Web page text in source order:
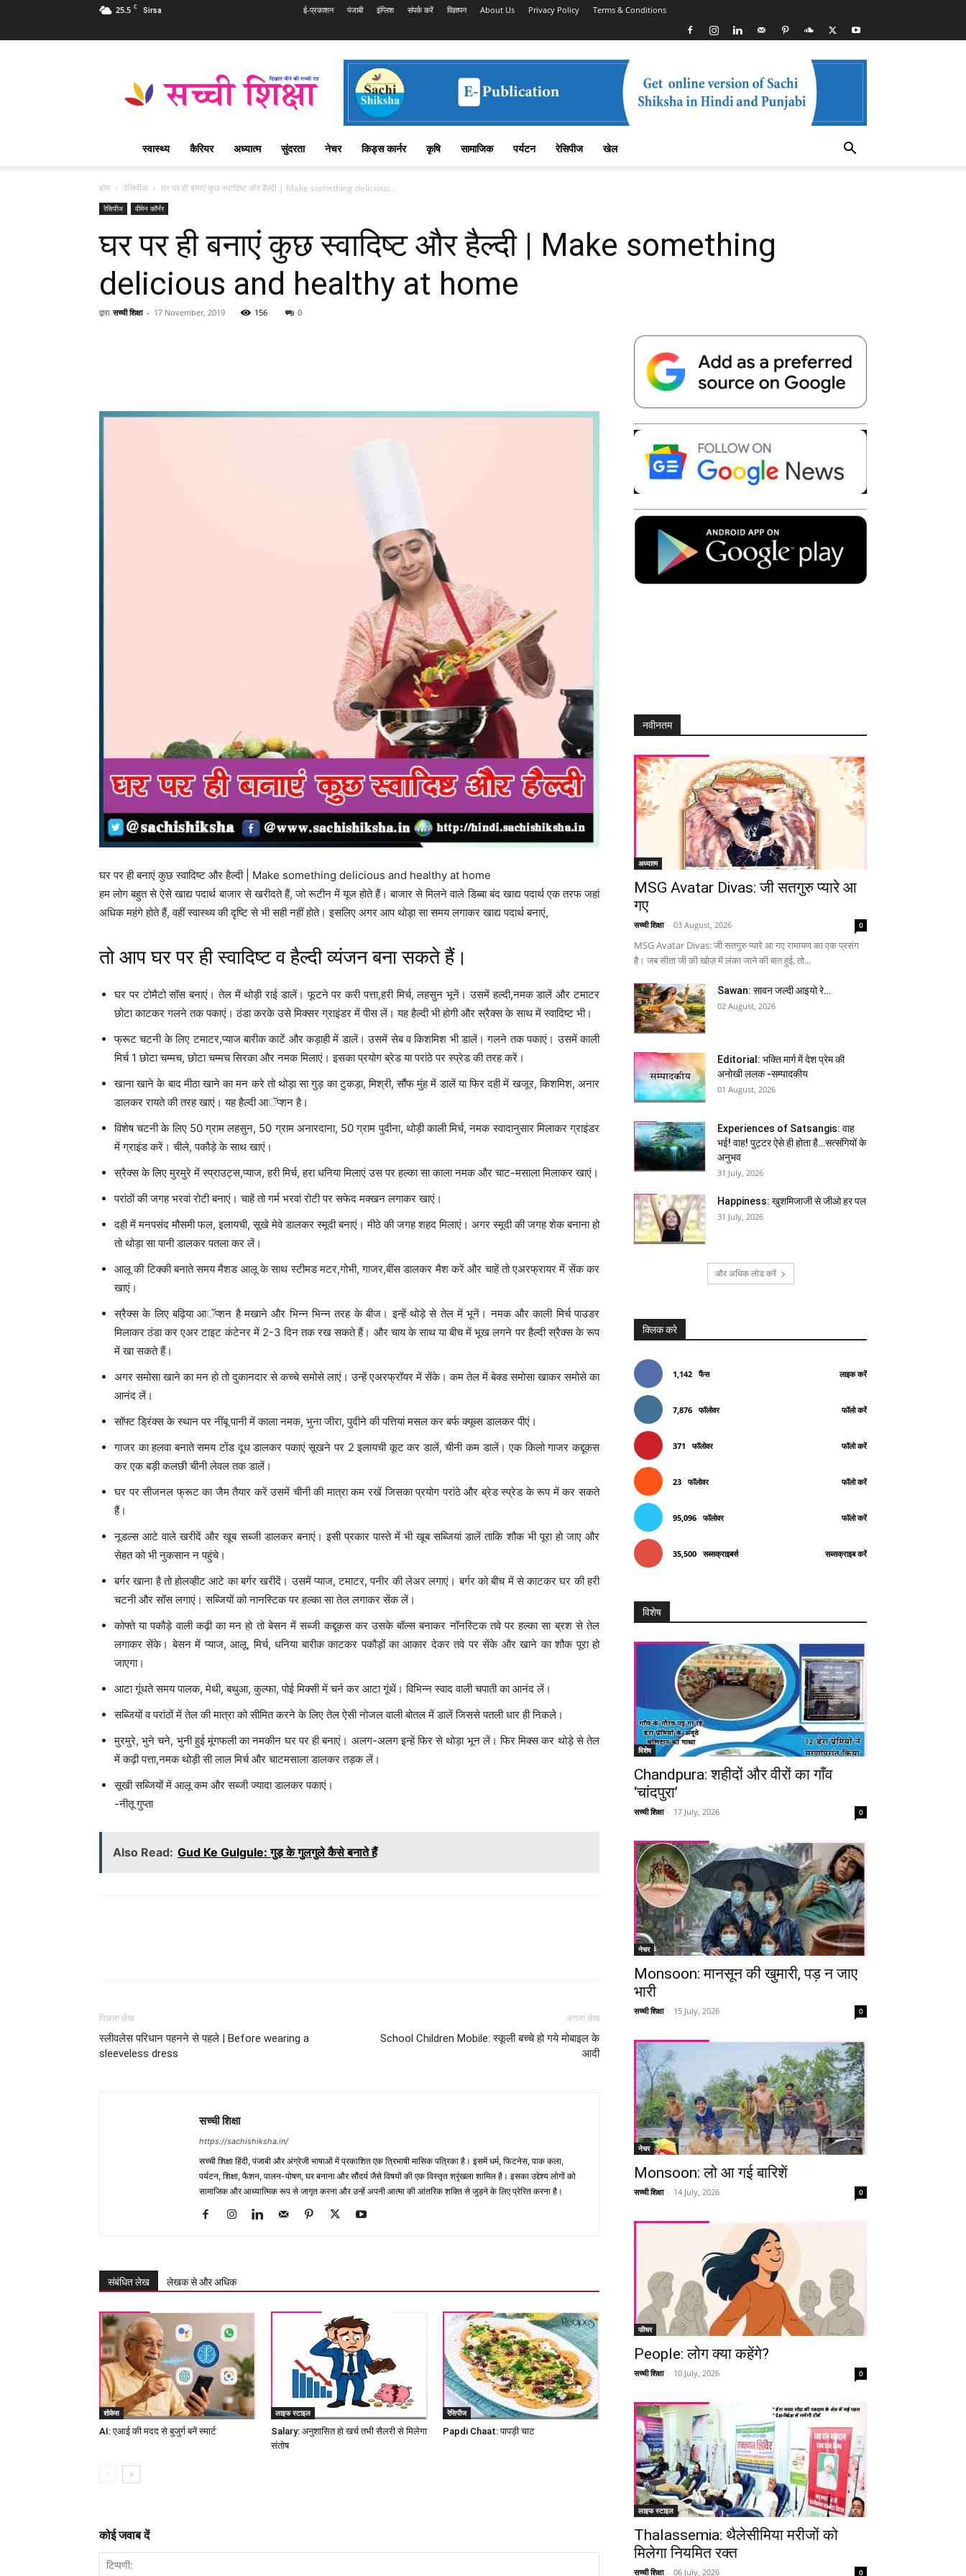
25.5 C Sirsa ई-प्रकाशन पंजाबी इंग्लिश संपर्क करें विज्ञापन About Us Privacy Policy Terms & Conditions
Shiksha
शिक्षा
पत्रिका
स्वास्थ्य कैरियर अध्यात्म सुंदरता नेचर किड्स कार्नर कृषि सामाजिक पर्यटन रेसिपीज खेल
होम रेसिपीज घर पर ही बनाएं कुछ स्वादिष्ट और हैल्दी | Make something delicious...
रेसिपीज वीमेन कॉर्नर
घर पर ही बनाएं कुछ स्वादिष्ट और हैल्दी | Make something
delicious and healthy at home
द्वारा सच्ची शिक्षा - 17 November, 2019 156 0
Telegram Copy URL
घर पर ही बनाएं कुछ स्वादिष्ट और हैल्दी | Make something delicious and healthy at home
हम लोग बहुत से ऐसे खाद्य पदार्थ बाजार से खरीदते हैं, जो रूटीन में यूज होते हैं। बाजार से मिलने वाले डिब्बा बंद खाद्य पदार्थ एक तरफ जहां
अधिक महंगे होते हैं, वहीं स्वास्थ्य की दृष्टि से भी सही नहीं होते। इसलिए अगर आप थोड़ा सा समय लगाकर खाद्य पदार्थ बनाएं,
तो आप घर पर ही स्वादिष्ट व हैल्दी व्यंजन बना सकते हैं।
घर पर टोमैटो सॉस बनाएं। तेल में थोड़ी राई डालें। फूटने पर करी पत्ता,हरी मिर्च, लहसुन भूनें। उसमें हल्दी,नमक डालें और टमाटर
छोटा काटकर गलने तक पकाएं। ठंडा करके उसे मिक्सर ग्राइंडर में पीस लें। यह हैल्दी भी होगी और स्रैक्स के साथ में स्वादिष्ट भी।
फ्रूट चटनी के लिए टमाटर,प्याज बारीक काटें और कड़ाही में डालें। उसमें सेब व किशमिश भी डालें। गलने तक पकाएं। उसमें काली
मिर्च 1 छोटा चम्मच, छोटा चम्मच सिरका और नमक मिलाएं। इसका प्रयोग ब्रेड या परांठे पर स्प्रेड की तरह करें।
खाना खाने के बाद मीठा खाने का मन करे तो थोड़ा सा गुड़ का टुकड़ा, मिश्री, सौंफ मुंह में डालें या फिर दही में खजूर, किशमिश, अनार
डालकर रायते की तरह खाएं। यह हैल्दी आॅप्शन है।
विशेष चटनी के लिए 50 ग्राम लहसुन, 50 ग्राम अनारदाना, 50 ग्राम पुदीना, थोड़ी काली मिर्च, नमक स्वादानुसार मिलाकर ग्राइंडर
में ग्राइंड करें। चीले, पकौड़े के साथ खाएं।
स्रैक्स के लिए मुरमुरे में स्प्राउट्स,प्याज, हरी मिर्च, हरा धनिया मिलाएं उस पर हल्का सा काला नमक और चाट-मसाला मिलाकर खाएं।
परांठों की जगह भरवां रोटी बनाएं। चाहें तो गर्म भरवां रोटी पर सफेद मक्खन लगाकर खाएं।
दही में मनपसंद मौसमी फल, इलायची, सूखे मेवे डालकर स्मूदी बनाएं। मीठे की जगह शहद मिलाएं। अगर स्मूदी की जगह शेक बनाना हो
तो थोड़ा सा पानी डालकर पतला कर लें।
आलू की टिक्की बनाते समय मैशड आलू के साथ स्टीमड मटर,गोभी, गाजर,बींस डालकर मैश करें और चाहें तो एअरफ्रायर में सेंक कर
खाएं।
स्रैक्स के लिए बढ़िया आॅप्शन है मखाने और भिन्न भिन्न तरह के बीज। इन्हें थोड़े से तेल में भूनें। नमक और काली मिर्च पाउडर
मिलाकर ठंडा कर एअर टाइट कंटेनर में 2-3 दिन तक रख सकते हैं। और चाय के साथ या बीच में भूख लगने पर हैल्दी स्रैक्स के रूप
में खा सकते हैं।
अगर समोसा खाने का मन हो तो दुकानदार से कच्चे समोसे लाएं। उन्हें एअरफ्रॉयर में सेंके। कम तेल में बेक्ड समोसा खाकर समोसे का
आनंद लें।
सॉफ्ट ड्रिंक्स के स्थान पर नींबू पानी में काला नमक, भुना जीरा, पुदीने की पत्तियां मसल कर बर्फ क्यूब्स डालकर पीएं।
गाजर का हलवा बनाते समय टोंड दूध डालकर पकाएं सूखने पर 2 इलायची कूट कर डालें, चीनी कम डालें। एक किलो गाजर कद्दूकस
कर एक बड़ी कलछी चीनी लेवल तक डालें।
घर पर सीजनल फ्रूट का जैम तैयार करें उसमें चीनी की मात्रा कम रखें जिसका प्रयोग परांठे और ब्रेड स्प्रेड के रूप में कर सकते
हैं।
नूडल्स आटे वाले खरीदें और खूब सब्जी डालकर बनाएं। इसी प्रकार पास्ते में भी खूब सब्जियां डालें ताकि शौक भी पूरा हो जाए और
सेहत को भी नुकसान न पहुंचे।
बर्गर खाना है तो होलव्हीट आटे का बर्गर खरीदें। उसमें प्याज, टमाटर, पनीर की लेअर लगाएं। बर्गर को बीच में से काटकर घर की हरी
चटनी और सॉस लगाएं। सब्जियों को नानस्टिक पर हल्का सा तेल लगाकर सेंक लें।
कोफ्ते या पकौड़े वाली कढ़ी का मन हो तो बेसन में सब्जी कद्दूकस कर उसके बॉल्स बनाकर नॉनस्टिक तवे पर हल्का सा ब्रश से तेल
लगाकर सेंके। बेसन में प्याज, आलू, मिर्च, धनिया बारीक काटकर पकौड़ों का आकार देकर तवे पर सेंके और खाने का शौक पूरा हो
जाएगा।
आटा गूंधते समय पालक, मेथी, बथुआ, कुल्फा, पोई मिक्सी में चर्न कर आटा गूंथें। विभिन्न स्वाद वाली चपाती का आनंद लें।
सब्जियों व परांठों में तेल की मात्रा को सीमित करने के लिए तेल ऐसी नोजल वाली बोतल में डालें जिससे पतली धार ही निकले।
मुरमुरे, भुने चने, भुनी हुई मूंगफली का नमकीन घर पर ही बनाएं। अलग-अलग इन्हें फिर से थोड़ा भून लें। फिर मिक्स कर थोड़े से तेल
में कढ़ी पत्ता,नमक थोड़ी सी लाल मिर्च और चाटमसाला डालकर तड़क लें।
सूखी सब्जियों में आलू कम और सब्जी ज्यादा डालकर पकाएं।
-नीतू गुप्ता
Also Read: Gud Ke Gulgule: गुड़ के गुलगुले कैसे बनाते हैं
Telegram Copy URL
पिछला लेख
स्लीवलेस परिधान पहनने से पहले | Before wearing a
sleeveless dress
अगला लेख
School Children Mobile: स्कूली बच्चे हो गये मोबाइल के
आदी
सच्ची शिक्षा
https://sachishiksha.in/
सच्ची शिक्षा हिंदी, पंजाबी और अंग्रेजी भाषाओं में प्रकाशित एक त्रिभाषी मासिक पत्रिका है। इसमें धर्म, फिटनेस, पाक कला,
पर्यटन, शिक्षा, फैशन, पालन-पोषण, घर बनाना और सौंदर्य जैसे विषयों की एक विस्तृत श्रृंखला शामिल है। इसका उद्देश्य लोगों को
सामाजिक और आध्यात्मिक रूप से जागृत करना और उन्हें अपनी आत्मा की आंतरिक शक्ति से जुड़ने के लिए प्रेरित करना है।
संबंधित लेख लेखक से और अधिक
शोकेस
AI: एआई की मदद से बुजुर्ग बनें स्मार्ट
लाइफ स्टाइल
Salary: अनुशासित हो खर्च तभी सैलरी से मिलेगा
संतोष
रेसिपीज
Papdi Chaat: पापड़ी चाट
कोई जवाब दें
नवीनतम
अध्यात्म
MSG Avatar Divas: जी सतगुरु प्यारे आ
गए
सच्ची शिक्षा - 03 August, 2026 0
MSG Avatar Divas: जी सतगुरु प्यारे आ गए रामायण का एक प्रसंग
है। जब सीता जी की खोज़ में लंका जाने की बात हुई, तो...
Sawan: सावन जल्दी आइयो रे…
02 August, 2026
Editorial: भक्ति मार्ग में देश प्रेम की
अनोखी ललक -सम्पादकीय
01 August, 2026
Experiences of Satsangis: वाह
भई! वाह! पुट्टर ऐसे ही होता है…सत्संगियों के
अनुभव
31 July, 2026
Happiness: खुशमिजाजी से जीओ हर पल
31 July, 2026
और अधिक लोड करें
क्लिक करे
1,142 फैंस लाइक करें
7,876 फॉलोवर फॉलो करें
371 फॉलोवर फॉलो करें
23 फॉलोवर फॉलो करें
95,096 फॉलोवर फॉलो करें
35,500 सब्सक्राइबर्स सब्सक्राइब करें
विशेष
विशेष
Chandpura: शहीदों और वीरों का गाँव
‘चांदपुरा’
सच्ची शिक्षा - 17 July, 2026 0
नेचर
Monsoon: मानसून की खुमारी, पड़ न जाए
भारी
सच्ची शिक्षा - 15 July, 2026 0
नेचर
Monsoon: लो आ गई बारिशें
सच्ची शिक्षा - 14 July, 2026 0
फीचर
People: लोग क्या कहेंगे?
सच्ची शिक्षा - 10 July, 2026 0
लाइफ स्टाइल
Thalassemia: थैलेसीमिया मरीजों को
मिलेगा नियमित रक्त
सच्ची शिक्षा - 06 July, 2026 0